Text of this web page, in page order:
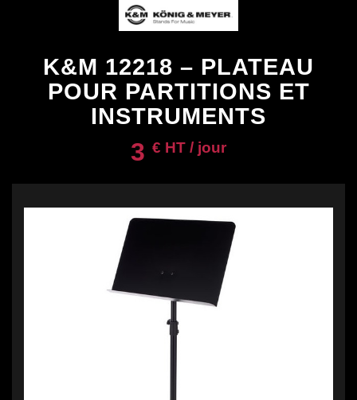
K&M 12218 – PLATEAU
POUR PARTITIONS ET
INSTRUMENTS
3 € HT / jour